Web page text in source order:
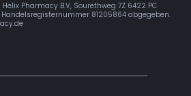
Pharmacy B.V, Sourethweg 7Z 6422 PC
81205864 abgegeben.